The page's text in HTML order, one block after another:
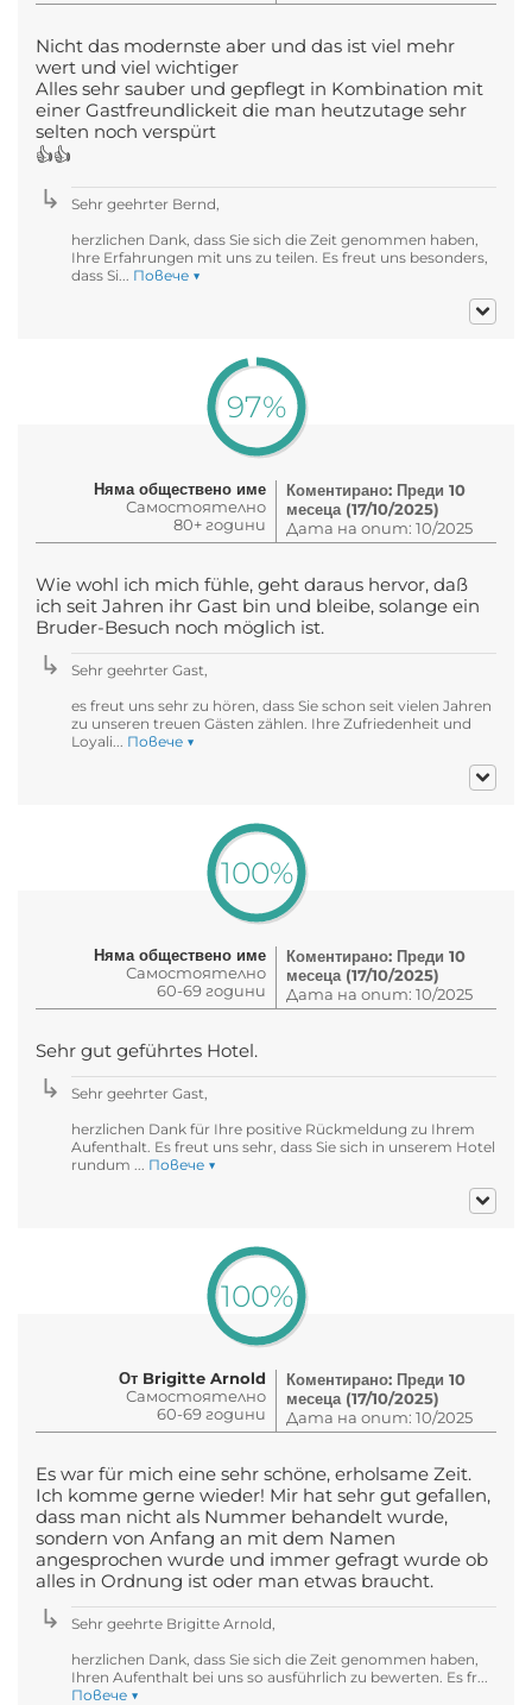
Nicht das modernste aber und das ist viel mehr
wert und viel wichtiger
Alles sehr sauber und gepflegt in Kombination mit
einer Gastfreundlickeit die man heutzutage sehr
selten noch verspürt
👍👍
Sehr geehrter Bernd,
herzlichen Dank, dass Sie sich die Zeit genommen haben,
Ihre Erfahrungen mit uns zu teilen. Es freut uns besonders,
dass Si... Повече ▼
97%
Няма обществено име
Самостоятелно
80+ години
Коментирано: Преди 10
месеца (17/10/2025)
Дата на опит: 10/2025
Wie wohl ich mich fühle, geht daraus hervor, daß
ich seit Jahren ihr Gast bin und bleibe, solange ein
Bruder-Besuch noch möglich ist.
Sehr geehrter Gast,
es freut uns sehr zu hören, dass Sie schon seit vielen Jahren
zu unseren treuen Gästen zählen. Ihre Zufriedenheit und
Loyali... Повече ▼
100%
Няма обществено име
Самостоятелно
60-69 години
Коментирано: Преди 10
месеца (17/10/2025)
Дата на опит: 10/2025
Sehr gut geführtes Hotel.
Sehr geehrter Gast,
herzlichen Dank für Ihre positive Rückmeldung zu Ihrem
Aufenthalt. Es freut uns sehr, dass Sie sich in unserem Hotel
rundum ... Повече ▼
100%
От Brigitte Arnold
Самостоятелно
60-69 години
Коментирано: Преди 10
месеца (17/10/2025)
Дата на опит: 10/2025
Es war für mich eine sehr schöne, erholsame Zeit.
Ich komme gerne wieder! Mir hat sehr gut gefallen,
dass man nicht als Nummer behandelt wurde,
sondern von Anfang an mit dem Namen
angesprochen wurde und immer gefragt wurde ob
alles in Ordnung ist oder man etwas braucht.
Sehr geehrte Brigitte Arnold,
herzlichen Dank, dass Sie sich die Zeit genommen haben,
Ihren Aufenthalt bei uns so ausführlich zu bewerten. Es fr...
Повече ▼